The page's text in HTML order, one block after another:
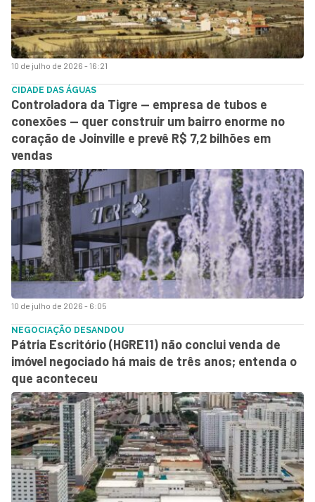
10 de julho de 2026 - 16:21
10 de julho de 2026 - 6:05
CIDADE DAS ÁGUAS
Controladora da Tigre — empresa de tubos e
conexões — quer construir um bairro enorme no
coração de Joinville e prevê R$ 7,2 bilhões em
vendas
NEGOCIAÇÃO DESANDOU
Pátria Escritório (HGRE11) não conclui venda de
imóvel negociado há mais de três anos; entenda o
que aconteceu